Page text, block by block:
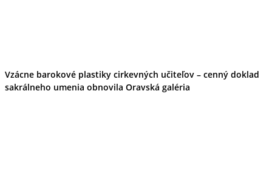
Vzácne barokové plastiky cirkevných učiteľov – cenný doklad
sakrálneho umenia obnovila Oravská galéria